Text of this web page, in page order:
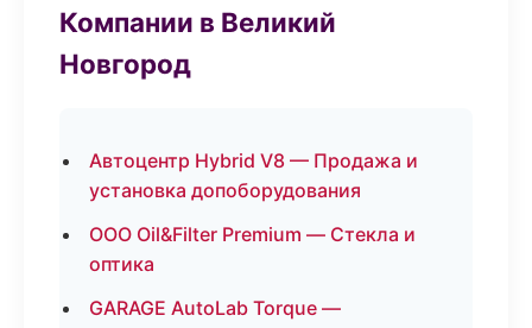
Компании в Великий
Новгород
Автоцентр Hybrid V8 — Продажа и
установка допоборудования
ООО Oil&Filter Premium — Стекла и
оптика
GARAGE AutoLab Torque —